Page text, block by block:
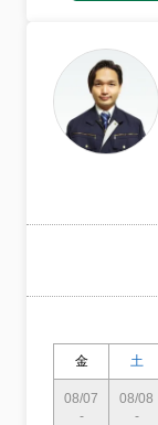
金 土
08/07
-
08/08
-